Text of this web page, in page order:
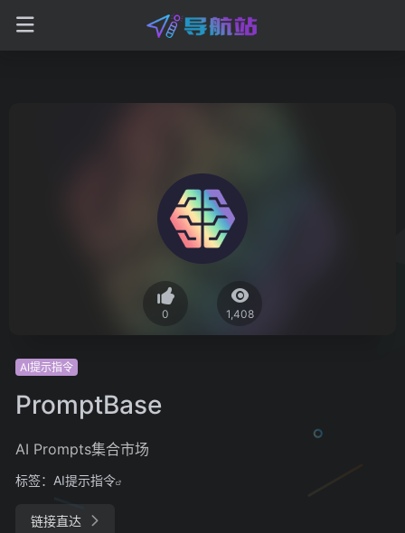
0 1,408
AI提示指令
PromptBase
AI Prompts集合市场
标签： AI提示指令
链接直达